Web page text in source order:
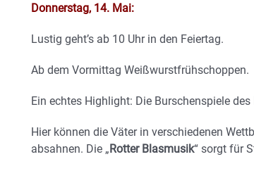
Donnerstag, 14. Mai:
Lustig geht’s ab 10 Uhr in den Feiertag.
Ab dem Vormittag Weißwurstfrühschoppen.
Ein echtes Highlight: Die Burschenspiele des
Hier können die Väter in verschiedenen
absahnen. Die „Rotter Blasmusik“ sorgt für